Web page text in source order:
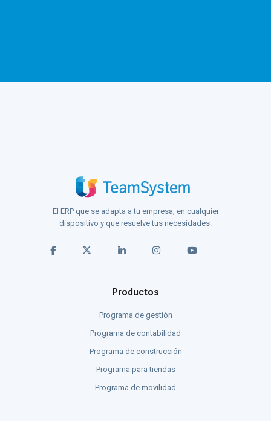
El ERP que se adapta a tu empresa, en cualquier
dispositivo y que resuelve tus necesidades.
Productos
Programa de gestión
Programa de contabilidad
Programa de construcción
Programa para tiendas
Programa de movilidad